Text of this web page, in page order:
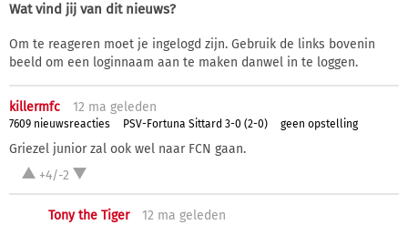
Wat vind jij van dit nieuws?
Om te reageren moet je ingelogd zijn. Gebruik de links bovenin
beeld om een loginnaam aan te maken danwel in te loggen.
killermfc 12 ma geleden
7609 nieuwsreacties PSV-Fortuna Sittard 3-0 (2-0) geen opstelling
Griezel junior zal ook wel naar FCN gaan.
+4/-2
Tony the Tiger 12 ma geleden